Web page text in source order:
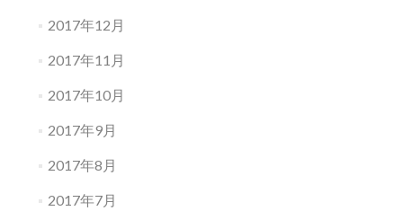
2017年12月
2017年11月
2017年10月
2017年9月
2017年8月
2017年7月